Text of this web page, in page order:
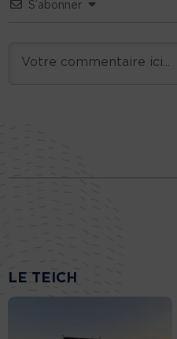
S’abonner
LE TEICH